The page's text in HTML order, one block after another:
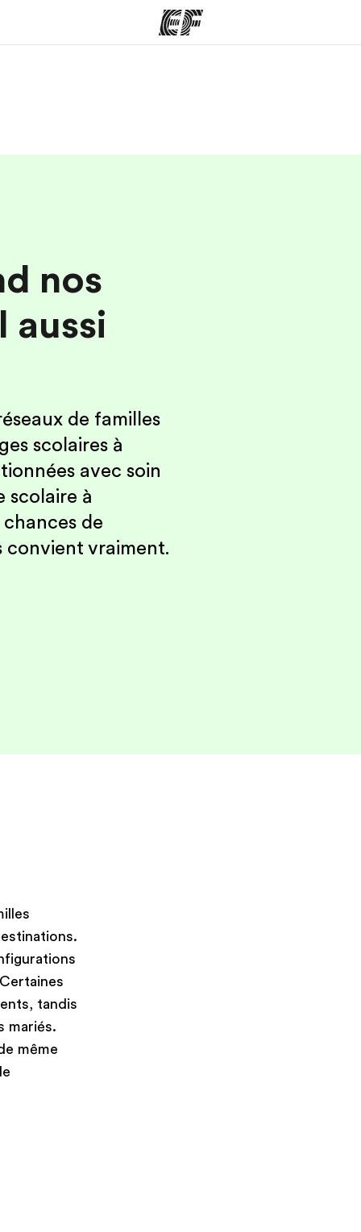
nos
aussi
de familles
scolaires à
avec soin
scolaire à
de
convient vraiment.
tandis
mariés.
même